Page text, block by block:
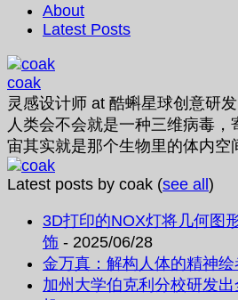
About
Latest Posts
coak
灵感设计师 at 酷蝌星球创意研
人类会不会就是一种三维病毒
宙其实就是那个生物里的体内空
Latest posts by coak (see all)
3D打印的NOX灯将几何图
饰 - 2025/06/28
金万真：解构人体的精神绘
加州大学伯克利分校研发